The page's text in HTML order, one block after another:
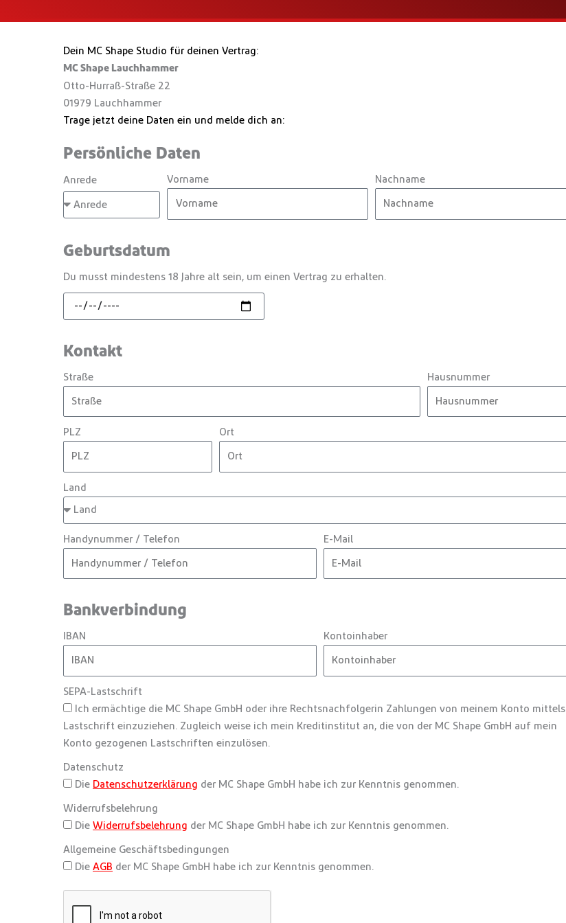
Dein MC Shape Studio für deinen Vertrag:
MC Shape Lauchhammer
Otto-Hurraß-Straße 22
01979 Lauchhammer
Trage jetzt deine Daten ein und melde dich an:
Persönliche Daten
Anrede Vorname Nachname
Geburtsdatum
Du musst mindestens 18 Jahre alt sein, um einen Vertrag zu erhalten.
Kontakt
Straße Hausnummer
PLZ Ort
Land
Handynummer / Telefon E-Mail
Bankverbindung
IBAN Kontoinhaber
SEPA-Lastschrift
Ich ermächtige die MC Shape GmbH oder ihre Rechtsnachfolgerin Zahlungen von meinem Konto mittels
Lastschrift einzuziehen. Zugleich weise ich mein Kreditinstitut an, die von der MC Shape GmbH auf mein
Konto gezogenen Lastschriften einzulösen.
Datenschutz
Die Datenschutzerklärung der MC Shape GmbH habe ich zur Kenntnis genommen.
Widerrufsbelehrung
Die Widerrufsbelehrung der MC Shape GmbH habe ich zur Kenntnis genommen.
Allgemeine Geschäftsbedingungen
Die AGB der MC Shape GmbH habe ich zur Kenntnis genommen.